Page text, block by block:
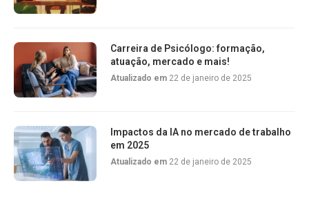
Carreira de Psicólogo: formação,
atuação, mercado e mais!
Atualizado em 22 de janeiro de 2025
Impactos da IA no mercado de trabalho
em 2025
Atualizado em 22 de janeiro de 2025